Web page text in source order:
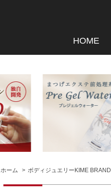
HOME
ホーム > ボディジュエリーKIME BRAND